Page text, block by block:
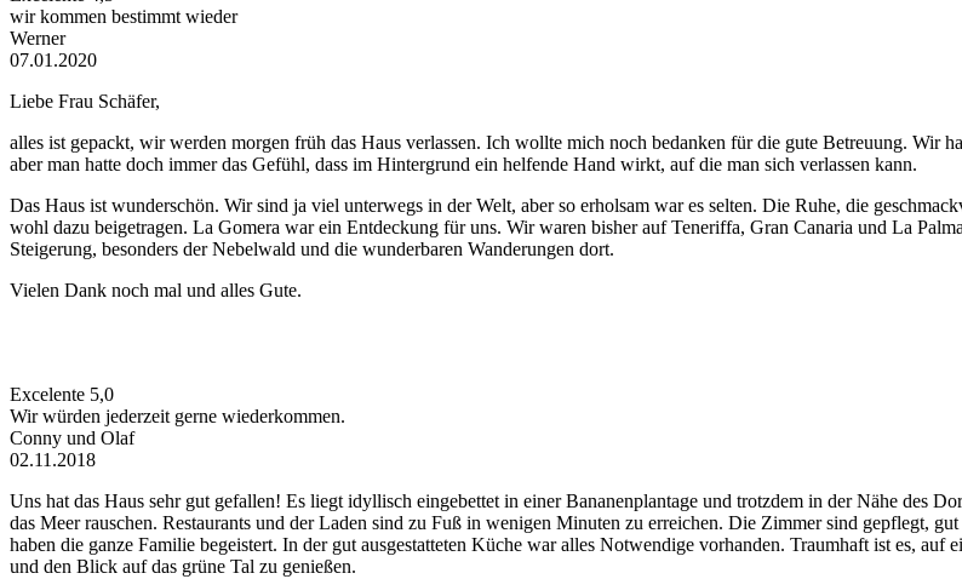
wir kommen bestimmt wieder
Werner
07.01.2020
Liebe Frau Schäfer,
alles ist gepackt, wir werden morgen früh das Haus verlassen. Ich wollte mich noch bedanken für die gute Betreuung. Wir
aber man hatte doch immer das Gefühl, dass im Hintergrund ein helfende Hand wirkt, auf die man sich verlassen kann.
Das Haus ist wunderschön. Wir sind ja viel unterwegs in der Welt, aber so erholsam war es selten. Die Ruhe, die
wohl dazu beigetragen. La Gomera war ein Entdeckung für uns. Wir waren bisher auf Teneriffa, Gran Canaria und La
Steigerung, besonders der Nebelwald und die wunderbaren Wanderungen dort.
Vielen Dank noch mal und alles Gute.
Excelente 5,0
Wir würden jederzeit gerne wiederkommen.
Conny und Olaf
02.11.2018
Uns hat das Haus sehr gut gefallen! Es liegt idyllisch eingebettet in einer Bananenplantage und trotzdem in der Nähe des
das Meer rauschen. Restaurants und der Laden sind zu Fuß in wenigen Minuten zu erreichen. Die Zimmer sind gepflegt, gut
haben die ganze Familie begeistert. In der gut ausgestatteten Küche war alles Notwendige vorhanden. Traumhaft ist es, auf
und den Blick auf das grüne Tal zu genießen.